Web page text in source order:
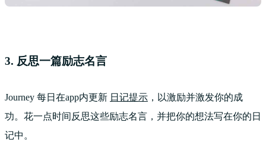
3. 反思一篇励志名言
Journey 每日在app内更新 日记提示 ，以激励并激发你的成
功。花一点时间反思这些励志名言，并把你的想法写在你的日
记中。